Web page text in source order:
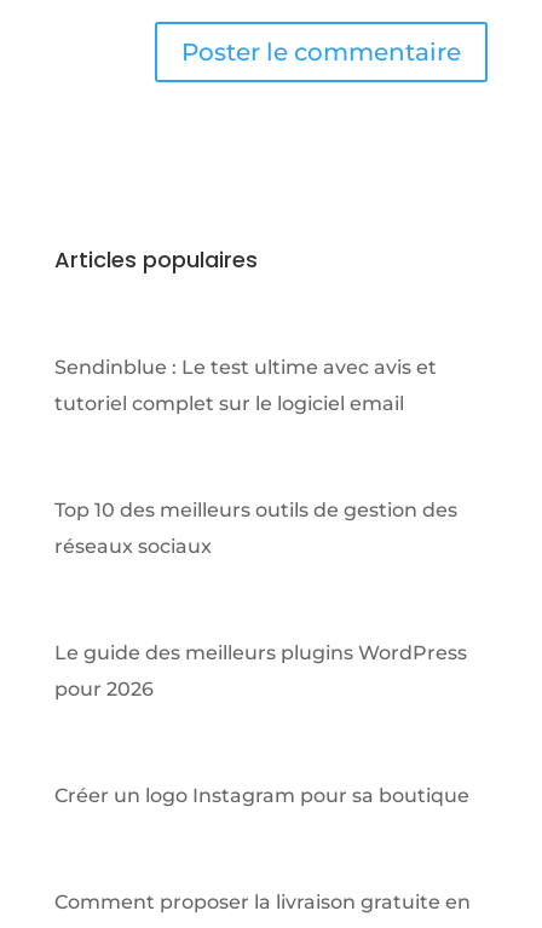
Articles populaires
Sendinblue : Le test ultime avec avis et
tutoriel complet sur le logiciel email
Top 10 des meilleurs outils de gestion des
réseaux sociaux
Le guide des meilleurs plugins WordPress
pour 2026
Créer un logo Instagram pour sa boutique
Comment proposer la livraison gratuite en